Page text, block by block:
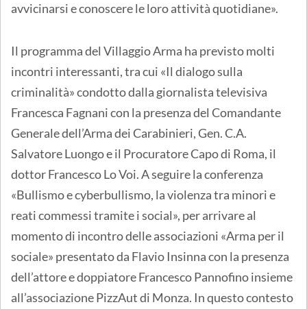
avvicinarsi e conoscere le loro attività quotidiane».
Il programma del Villaggio Arma ha previsto molti
incontri interessanti, tra cui «Il dialogo sulla
criminalità» condotto dalla giornalista televisiva
Francesca Fagnani con la presenza del Comandante
Generale dell’Arma dei Carabinieri, Gen. C.A.
Salvatore Luongo e il Procuratore Capo di Roma, il
dottor Francesco Lo Voi. A seguire la conferenza
«Bullismo e cyberbullismo, la violenza tra minori e
reati commessi tramite i social», per arrivare al
momento di incontro delle associazioni «Arma per il
sociale» presentato da Flavio Insinna con la presenza
dell’attore e doppiatore Francesco Pannofino insieme
all’associazione PizzAut di Monza. In questo contesto